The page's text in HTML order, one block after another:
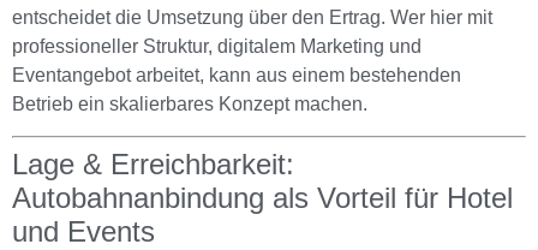
entscheidet die Umsetzung über den Ertrag. Wer hier mit
professioneller Struktur, digitalem Marketing und
Eventangebot arbeitet, kann aus einem bestehenden
Betrieb ein skalierbares Konzept machen.
Lage & Erreichbarkeit:
Autobahnanbindung als Vorteil für Hotel
und Events